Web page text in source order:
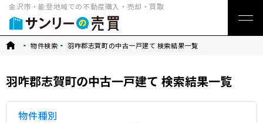
金沢市・能登地域での不動産購入・売却・買取
トップ物件検索 羽咋郡志賀町の中古一戸建て 検索結果一覧
羽咋郡志賀町の中古一戸建て 検索結果一覧
物件種別